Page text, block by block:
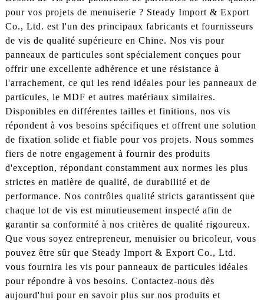
pour vos projets de menuiserie ? Steady Import & Export
Co., Ltd. est l'un des principaux fabricants et fournisseurs
de vis de qualité supérieure en Chine. Nos vis pour
panneaux de particules sont spécialement conçues pour
offrir une excellente adhérence et une résistance à
l'arrachement, ce qui les rend idéales pour les panneaux de
particules, le MDF et autres matériaux similaires.
Disponibles en différentes tailles et finitions, nos vis
répondent à vos besoins spécifiques et offrent une solution
de fixation solide et fiable pour vos projets. Nous sommes
fiers de notre engagement à fournir des produits
d'exception, répondant constamment aux normes les plus
strictes en matière de qualité, de durabilité et de
performance. Nos contrôles qualité stricts garantissent que
chaque lot de vis est minutieusement inspecté afin de
garantir sa conformité à nos critères de qualité rigoureux.
Que vous soyez entrepreneur, menuisier ou bricoleur, vous
pouvez être sûr que Steady Import & Export Co., Ltd.
vous fournira les vis pour panneaux de particules idéales
pour répondre à vos besoins. Contactez-nous dès
aujourd'hui pour en savoir plus sur nos produits et